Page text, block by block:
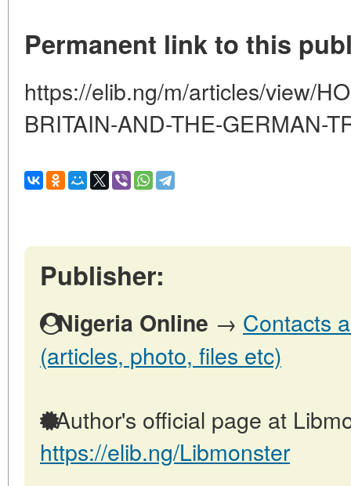
Permanent link to this
https://elib.ng/m/articles/view/
BRITAIN-AND-THE-GERMAN-
Publisher:
Nigeria Online → Contacts
(articles, photo, files etc)
Author's official page at
https://elib.ng/Libmonster